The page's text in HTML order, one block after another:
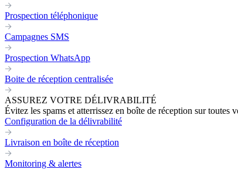
Prospection téléphonique
Campagnes SMS
Prospection WhatsApp
Boite de réception centralisée
ASSUREZ VOTRE DÉLIVRABILITÉ
Évitez les spams et atterrissez en boîte de réception sur toutes
Configuration de la délivrabilité
Livraison en boîte de réception
Monitoring & alertes